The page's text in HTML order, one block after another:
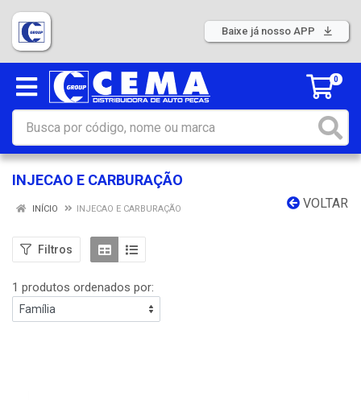
Baixe já nosso APP
0
INJECAO E CARBURAÇÃO
VOLTAR
INÍCIO INJECAO E CARBURAÇÃO
Filtros
1 produtos ordenados por: